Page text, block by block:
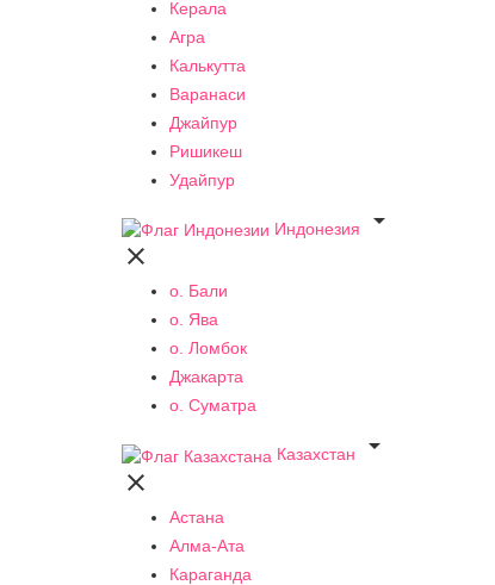
Керала
Агра
Калькутта
Варанаси
Джайпур
Ришикеш
Удайпур
Индонезия


о. Бали
о. Ява
о. Ломбок
Джакарта
о. Суматра
Казахстан


Астана
Алма-Ата
Караганда